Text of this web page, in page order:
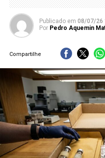
Publicado em 08/07/26
Por Pedro Aquemin
Compartilhe